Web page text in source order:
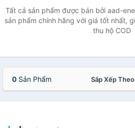
Tất cả sản phẩm được bán bởi aad-
sản phẩm chính hãng với giá tốt nhất,
thu hộ COD
0 Sản Phẩm Sắp Xếp Theo